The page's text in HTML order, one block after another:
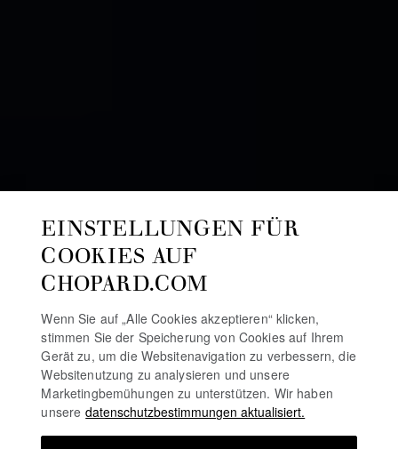
EINSTELLUNGEN FÜR
COOKIES AUF
CHOPARD.COM
Wenn Sie auf „Alle Cookies akzeptieren“ klicken,
stimmen Sie der Speicherung von Cookies auf Ihrem
Gerät zu, um die Websitenavigation zu verbessern, die
Websitenutzung zu analysieren und unsere
Marketingbemühungen zu unterstützen. Wir haben
unsere datenschutzbestimmungen aktualisiert.